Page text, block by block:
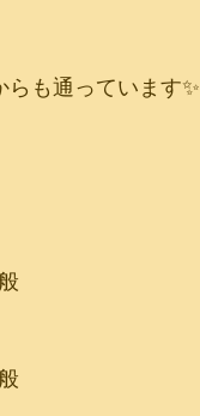
も通っています✨